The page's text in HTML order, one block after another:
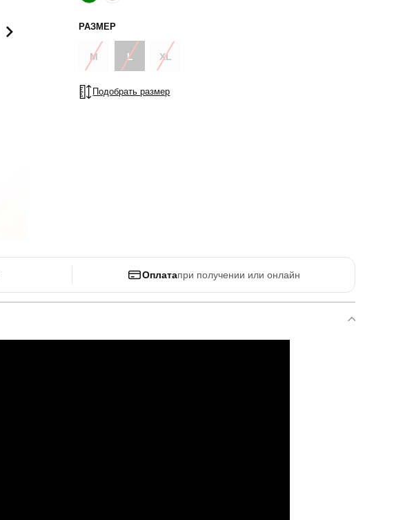
РАЗМЕР
M L XL
Подобрать размер
Оплатапри получении или онлайн